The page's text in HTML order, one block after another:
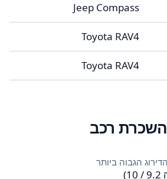
Jeep Compass
Toyota RAV4
Toyota RAV4
רכב
הגבוה ביותר